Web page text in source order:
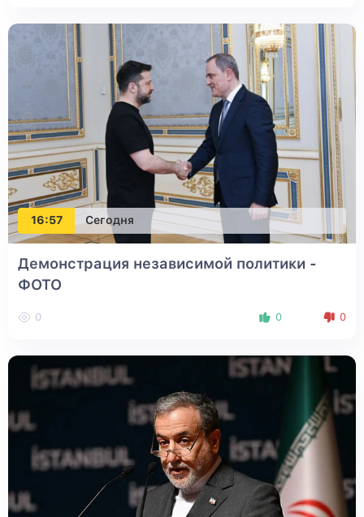
16:57 Сегодня
Демонстрация независимой политики -
ФОТО
0 0 0